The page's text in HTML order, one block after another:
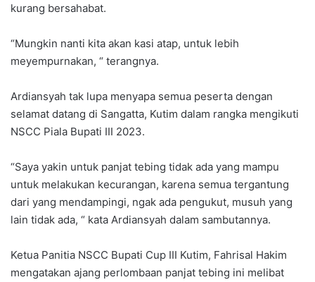
kurang bersahabat.
“Mungkin nanti kita akan kasi atap, untuk lebih
meyempurnakan, “ terangnya.
Ardiansyah tak lupa menyapa semua peserta dengan
selamat datang di Sangatta, Kutim dalam rangka mengikuti
NSCC Piala Bupati III 2023.
“Saya yakin untuk panjat tebing tidak ada yang mampu
untuk melakukan kecurangan, karena semua tergantung
dari yang mendampingi, ngak ada pengukut, musuh yang
lain tidak ada, “ kata Ardiansyah dalam sambutannya.
Ketua Panitia NSCC Bupati Cup III Kutim, Fahrisal Hakim
mengatakan ajang perlombaan panjat tebing ini melibat